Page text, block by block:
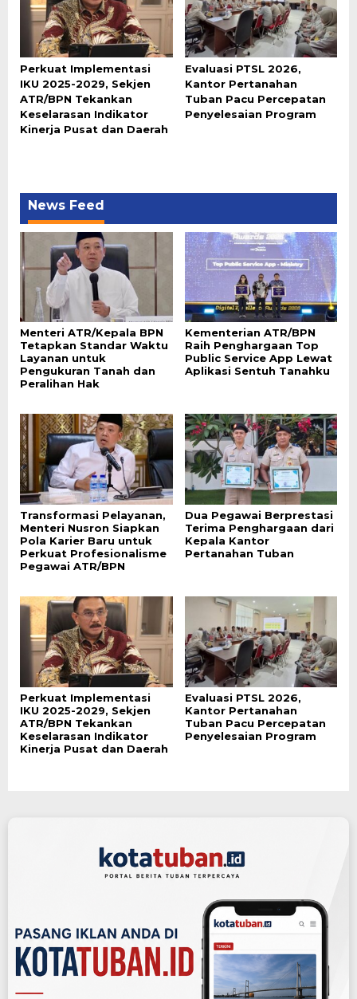
Perkuat Implementasi
IKU 2025-2029, Sekjen
ATR/BPN Tekankan
Keselarasan Indikator
Kinerja Pusat dan Daerah
Evaluasi PTSL 2026,
Kantor Pertanahan
Tuban Pacu Percepatan
Penyelesaian Program
News Feed
Menteri ATR/Kepala BPN
Tetapkan Standar Waktu
Layanan untuk
Pengukuran Tanah dan
Peralihan Hak
Kementerian ATR/BPN
Raih Penghargaan Top
Public Service App Lewat
Aplikasi Sentuh Tanahku
Transformasi Pelayanan,
Menteri Nusron Siapkan
Pola Karier Baru untuk
Perkuat Profesionalisme
Pegawai ATR/BPN
Dua Pegawai Berprestasi
Terima Penghargaan dari
Kepala Kantor
Pertanahan Tuban
Perkuat Implementasi
IKU 2025-2029, Sekjen
ATR/BPN Tekankan
Keselarasan Indikator
Kinerja Pusat dan Daerah
Evaluasi PTSL 2026,
Kantor Pertanahan
Tuban Pacu Percepatan
Penyelesaian Program